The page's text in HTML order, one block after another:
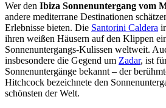
Wer den Ibiza Sonnenuntergang vom
andere mediterrane Destinationen
Erlebnisse bieten. Die Santorini Caldera
ihren weißen Häusern auf den Klippen
Sonnenuntergangs-Kulissen weltweit.
insbesondere die Gegend um Zadar, ist
Sonnenuntergänge bekannt – der
Hitchcock bezeichnete den
schönsten der Welt.